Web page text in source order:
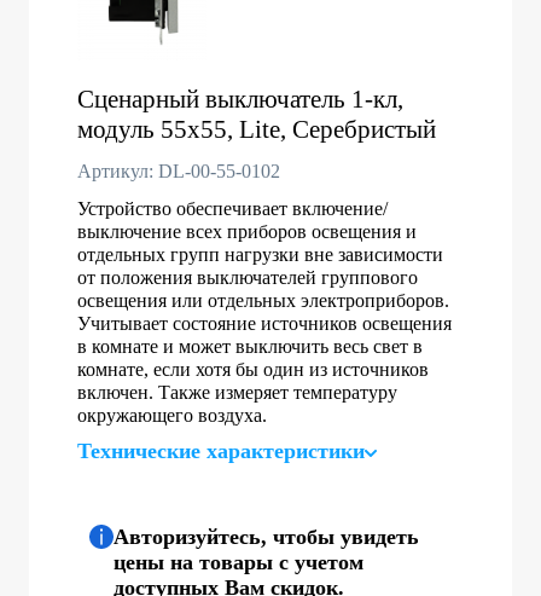
Сценарный выключатель 1-кл,
модуль 55х55, Lite, Серебристый
Артикул: DL-00-55-0102
Устройство обеспечивает включение/
выключение всех приборов освещения и
отдельных групп нагрузки вне зависимости
от положения выключателей группового
освещения или отдельных электроприборов.
Учитывает состояние источников освещения
в комнате и может выключить весь свет в
комнате, если хотя бы один из источников
включен. Также измеряет температуру
окружающего воздуха.
Технические характеристики
Авторизуйтесь, чтобы увидеть
цены на товары с учетом
доступных Вам скидок.